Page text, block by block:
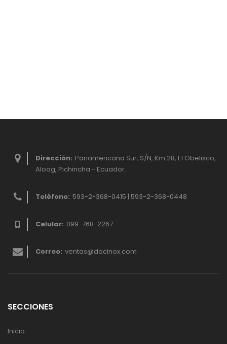
Dirección: Panamericana Sur, S/N, Km 28, El Obelisco,
Aloag, Pichincha - Ecuador.
Teléfono: 593-2-368-0415 | 593-2-368-0448
Celular: 099-768-2267
Correo: ventas@dacinox.com
SECCIONES
Inicio